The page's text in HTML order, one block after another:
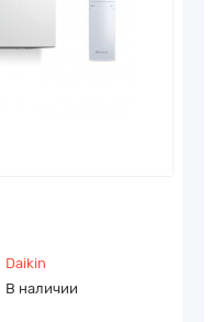
Daikin
В наличии